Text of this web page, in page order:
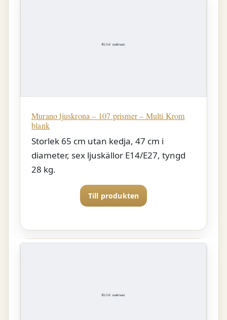
Murano ljuskrona – 107 prismer – Multi Krom
blank
Storlek 65 cm utan kedja, 47 cm i
diameter, sex ljuskällor E14/E27, tyngd
28 kg.
Till produkten